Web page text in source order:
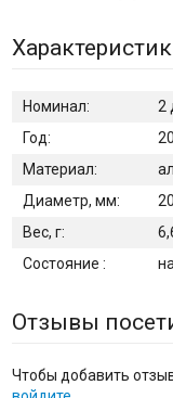
Номинал:
2
Год:
Материал:
Диаметр, мм:
Вес, г:
Состояние :
Отзывы
Чтобы добавить